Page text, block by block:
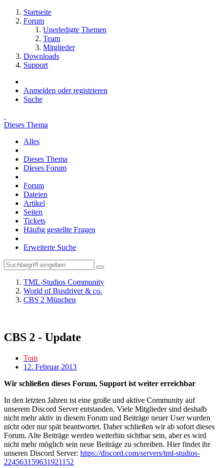
Startseite
Forum
Unerledigte Themen
Team
Mitglieder
Downloads
Support
Anmelden oder registrieren
Suche
Dieses Thema
Alles
Dieses Thema
Dieses Forum
Forum
Dateien
Artikel
Seiten
Tickets
Häufig gestellte Fragen
Erweiterte Suche
TML-Studios Community
World of Busdriver & co.
CBS 2 München
CBS 2 - Update
Tom
12. Februar 2013
Wir schließen dieses Forum, Support ist weiter erreichbar
In den letzten Jahren ist eine große und aktive Community auf
unserem Discord Server entstanden. Viele Mitglieder sind deshalb
nicht mehr aktiv in diesem Forum und Beiträge neuer User wurden
nicht oder nur spät beantwortet. Daher schließen wir ab sofort dieses
Forum. Alte Beiträge werden weiterhin sichtbar sein, aber es wird
nicht mehr möglich sein neue Beiträge zu schreiben. Hier findet ihr
unseren Discord Server: https://discord.com/servers/tml-studios-
224563159631921152